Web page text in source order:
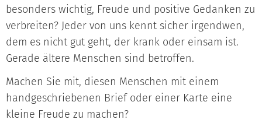
besonders wichtig, Freude und positive Gedanken zu
verbreiten? Jeder von uns kennt sicher irgendwen,
dem es nicht gut geht, der krank oder einsam ist.
Gerade ältere Menschen sind betroffen.
Machen Sie mit, diesen Menschen mit einem
handgeschriebenen Brief oder einer Karte eine
kleine Freude zu machen?